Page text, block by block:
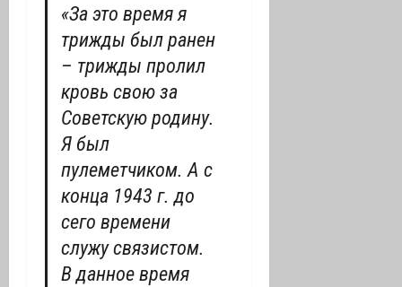
«За это время я
трижды был ранен
– трижды пролил
кровь свою за
Советскую родину.
Я был
пулеметчиком. А с
конца 1943 г. до
сего времени
служу связистом.
В данное время